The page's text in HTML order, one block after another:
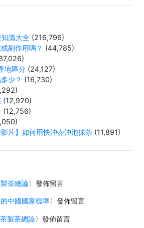
識大全 (216,796)
副作用嗎？ (44,785)
地區分 (24,127)
少？ (16,730)
(12,920)
(12,756)
影片】如何用快沖壺沖泡抹茶 (11,891)
茶總論〉發佈留言
中國國家標準〉發佈留言
製茶總論〉發佈留言